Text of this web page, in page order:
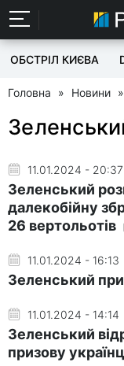
ОБСТРІЛ КИЄВА
Головна » Новини »
11.01.2024 - 20:37
Зеленський
далекобійну
26 вертольотів
11.01.2024 - 16:13
Зеленський
11.01.2024 - 14:14
Зеленський
призову